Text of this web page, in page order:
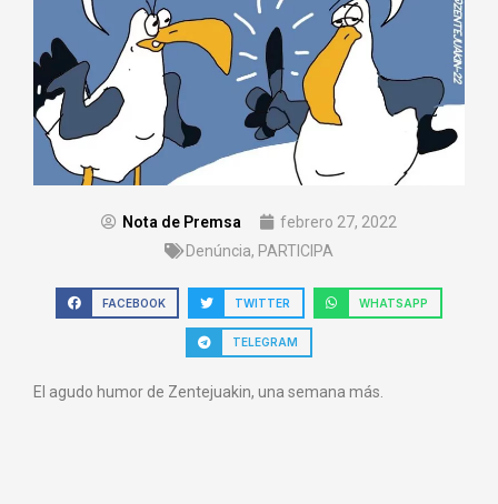
Nota de Premsa
febrero 27, 2022
Denúncia, PARTICIPA
FACEBOOK TWITTER WHATSAPP
TELEGRAM
El agudo humor de Zentejuakin, una semana más.